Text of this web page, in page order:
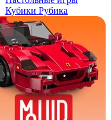
Кубики Рубика